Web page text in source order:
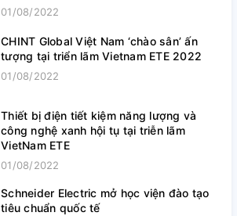
01/08/2022
CHINT Global Việt Nam ‘chào sân’ ấn
tượng tại triển lãm Vietnam ETE 2022
01/08/2022
Thiết bị điện tiết kiệm năng lượng và
công nghệ xanh hội tụ tại triễn lãm
VietNam ETE
01/08/2022
Schneider Electric mở học viện đào tạo
tiêu chuẩn quốc tế